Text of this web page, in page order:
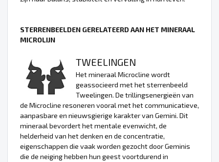
STERRENBEELDEN GERELATEERD AAN HET MINERAAL
MICROLIJN
TWEELINGEN
Het mineraal Microcline wordt
geassocieerd met het sterrenbeeld
Tweelingen. De trillingsenergieën van
de Microcline resoneren vooral met het communicatieve,
aanpasbare en nieuwsgierige karakter van Gemini. Dit
mineraal bevordert het mentale evenwicht, de
helderheid van het denken en de concentratie,
eigenschappen die vaak worden gezocht door Geminis
die de neiging hebben hun geest voortdurend in